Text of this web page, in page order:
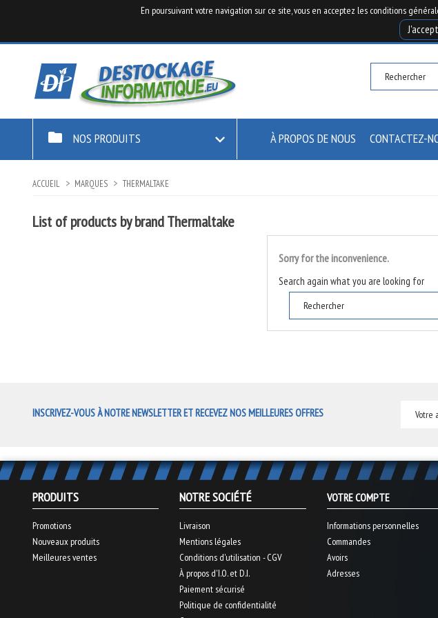
En poursuivant votre navigation sur ce site, vous en acceptez les conditions
folder NOS PRODUITS  À PROPOS DE NOUS CONTACTEZ-
ACCUEIL MARQUES THERMALTAKE
List of products by brand Thermaltake
Sorry for the inconvenience.
Search again what you are looking for
INSCRIVEZ-VOUS À NOTRE NEWSLETTER ET RECEVEZ NOS MEILLEURES OFFRES
PRODUITS
Promotions
Nouveaux produits
Meilleures ventes
NOTRE SOCIÉTÉ
Livraison
Mentions légales
Conditions d'utilisation - CGV
À propos d'I.O. et D.I.
Paiement sécurisé
Politique de confidentialité
VOTRE COMPTE
Informations personnelles
Commandes
Avoirs
Adresses